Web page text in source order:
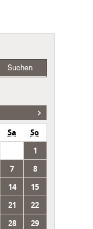
Suchen
Sa
So
1
7
8
14
15
21
22
28
29